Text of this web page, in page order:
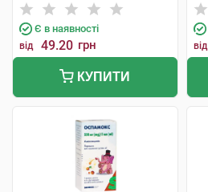
Є в наявності
від 49.20 грн
КУПИТИ
від